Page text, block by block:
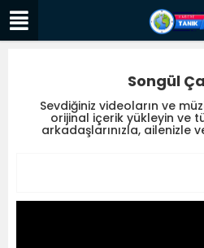
Songül
Sevdiğiniz videoların ve
orijinal içerik yükleyin ve
arkadaşlarınızla, ailenizle